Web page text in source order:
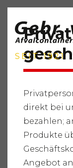
SEIT 1921
Startseite "
Schutt "
3 m3
direkt bei
bezahlen;
Produkte
Angebot